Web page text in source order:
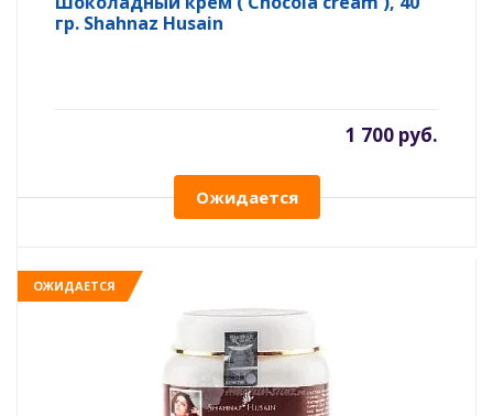
гр. Shahnaz Husain
1 700 руб.
Ожидается
ОЖИДАЕТСЯ